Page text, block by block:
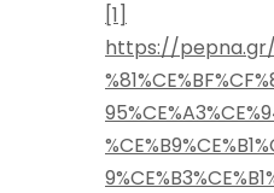
[1]
https://pepna.gr/